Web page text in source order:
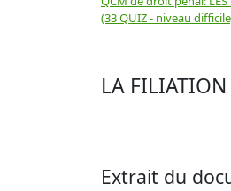
(33 QUIZ - niveau
LA FILIATION
Extrait du